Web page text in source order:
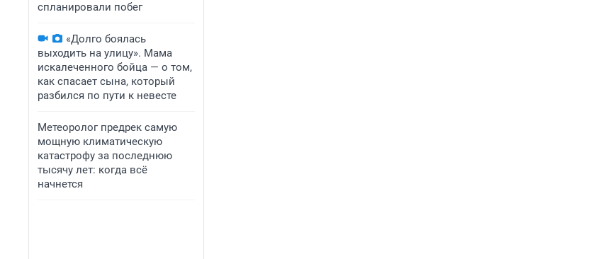
спланировали побег
«Долго боялась
выходить на улицу». Мама
искалеченного бойца — о том,
как спасает сына, который
разбился по пути к невесте
Метеоролог предрек самую
мощную климатическую
катастрофу за последнюю
тысячу лет: когда всё
начнется